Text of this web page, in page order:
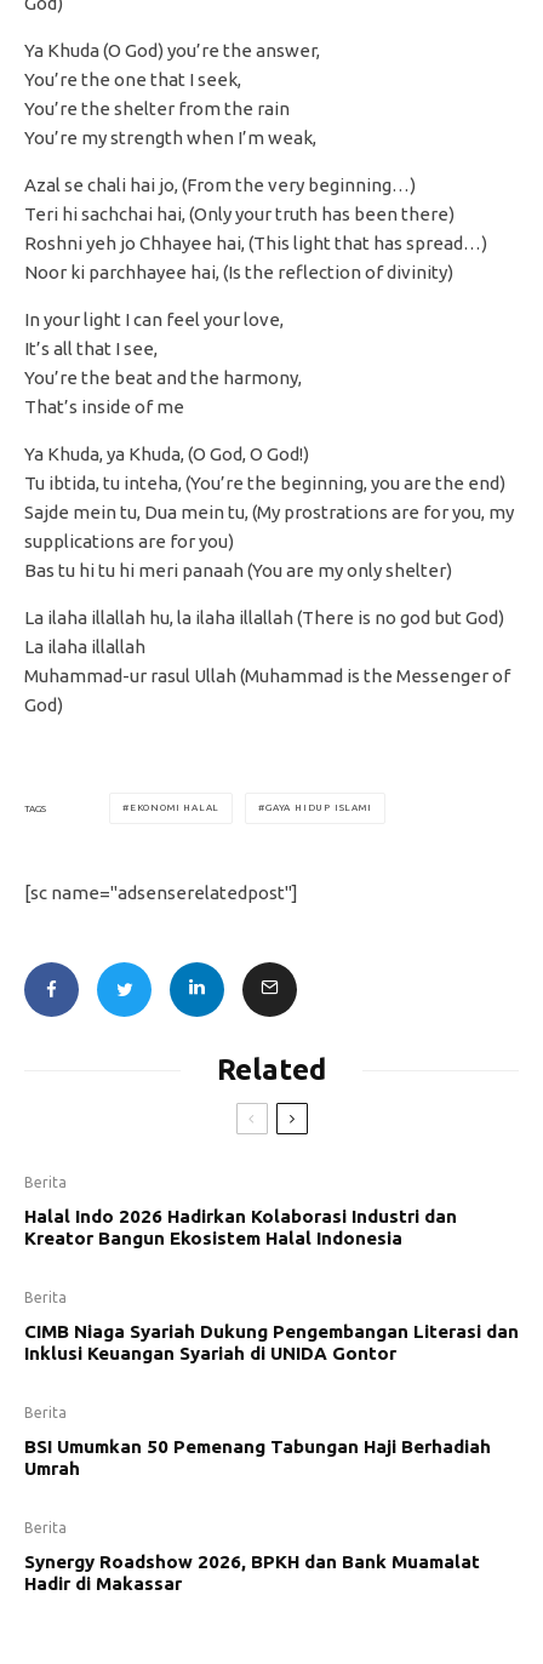
Ya Khuda (O God) you’re the answer,
You’re the one that I seek,
You’re the shelter from the rain
You’re my strength when I’m weak,
Azal se chali hai jo, (From the very beginning…)
Teri hi sachchai hai, (Only your truth has been there)
Roshni yeh jo Chhayee hai, (This light that has spread…)
Noor ki parchhayee hai, (Is the reflection of divinity)
In your light I can feel your love,
It’s all that I see,
You’re the beat and the harmony,
That’s inside of me
Ya Khuda, ya Khuda, (O God, O God!)
Tu ibtida, tu inteha, (You’re the beginning, you are the end)
Sajde mein tu, Dua mein tu, (My prostrations are for you, my
supplications are for you)
Bas tu hi tu hi meri panaah (You are my only shelter)
La ilaha illallah hu, la ilaha illallah (There is no god but God)
La ilaha illallah
Muhammad-ur rasul Ullah (Muhammad is the Messenger of
God)
TAGS EKONOMI HALAL GAYA HIDUP ISLAMI
[sc name="adsenserelatedpost"]
Related
Berita
Halal Indo 2026 Hadirkan Kolaborasi Industri dan
Kreator Bangun Ekosistem Halal Indonesia
Berita
CIMB Niaga Syariah Dukung Pengembangan Literasi dan
Inklusi Keuangan Syariah di UNIDA Gontor
Berita
BSI Umumkan 50 Pemenang Tabungan Haji Berhadiah
Umrah
Berita
Synergy Roadshow 2026, BPKH dan Bank Muamalat
Hadir di Makassar